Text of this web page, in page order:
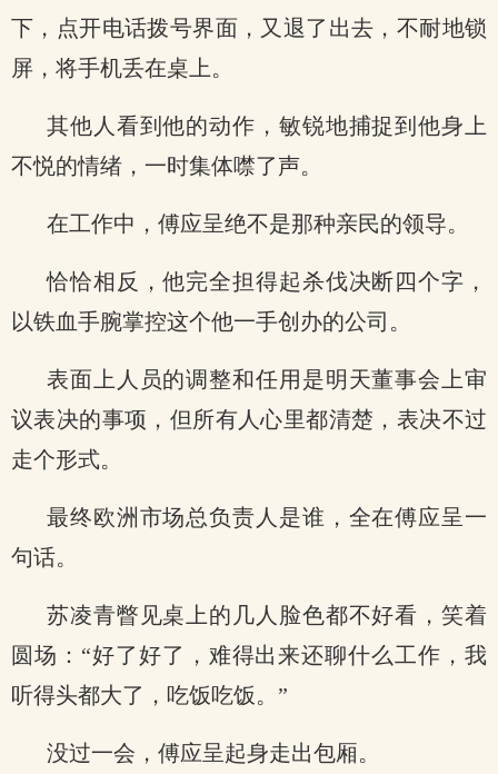
下，点开电话拨号界面，又退了出去，不耐地锁
屏，将手机丢在桌上。
其他人看到他的动作，敏锐地捕捉到他身上
不悦的情绪，一时集体噤了声。
在工作中，傅应呈绝不是那种亲民的领导。
恰恰相反，他完全担得起杀伐决断四个字，
以铁血手腕掌控这个他一手创办的公司。
表面上人员的调整和任用是明天董事会上审
议表决的事项，但所有人心里都清楚，表决不过
走个形式。
最终欧洲市场总负责人是谁，全在傅应呈一
句话。
苏凌青瞥见桌上的几人脸色都不好看，笑着
圆场：“好了好了，难得出来还聊什么工作，我
听得头都大了，吃饭吃饭。”
没过一会，傅应呈起身走出包厢。